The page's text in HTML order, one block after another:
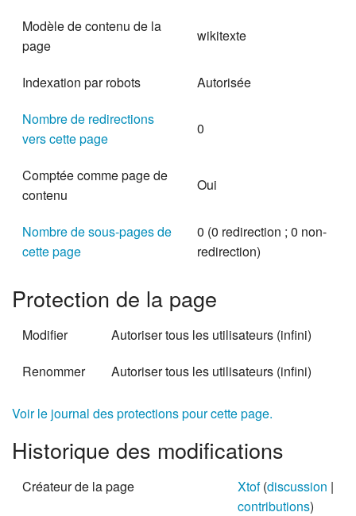
Modèle de contenu de la
page
wikitexte
Indexation par robots
Autorisée
Nombre de redirections
vers cette page
0
Comptée comme page de
contenu
Oui
Nombre de sous-pages de
cette page
0 (0 redirection ; 0 non-
redirection)
Protection de la page
Modifier
Autoriser tous les utilisateurs (infini)
Renommer
Autoriser tous les utilisateurs (infini)
Voir le journal des protections pour cette page.
Historique des modifications
Créateur de la page Xtof (discussion |
contributions)